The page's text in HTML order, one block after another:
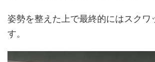
姿勢を整えた上で最終的にはスクワ
す。